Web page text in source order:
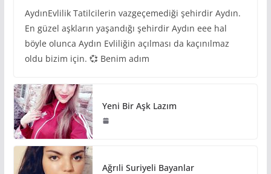
AydınEvlilik Tatilcilerin vazgeçemediği şehirdir Aydın.
En güzel aşkların yaşandığı şehirdir Aydın eee hal
böyle olunca Aydın Evliliğin açılması da kaçınılmaz
oldu bizim için. 💞 Benim adım
Yeni Bir Aşk Lazım
Ağrıli Suriyeli Bayanlar